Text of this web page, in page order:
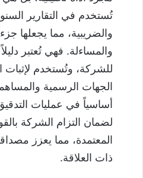
تُستخدم في التقارير
والضريبية، مما يجعلها
والمساءلة. فهي تُعتبر
للشركة، وتُستخدم لإثبات
الجهات الرسمية
أساسياً في عمليات
لضمان التزام الشركة
المعتمدة، مما يعزز
ذات العلاقة.